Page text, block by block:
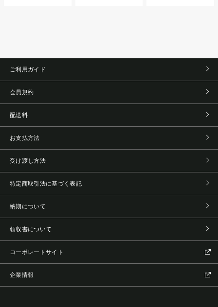
ご利用ガイド
会員規約
配送料
お支払方法
受け渡し方法
特定商取引法に基づく表記
納期について
領収書について
コーポレートサイト
企業情報